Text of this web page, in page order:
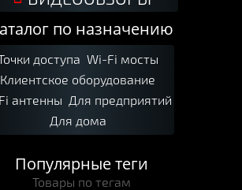
по назначению
доступа Wi-Fi мосты
Клиентское оборудование
антенны Для предприятий
Для дома
Популярные теги
Товары по тегам